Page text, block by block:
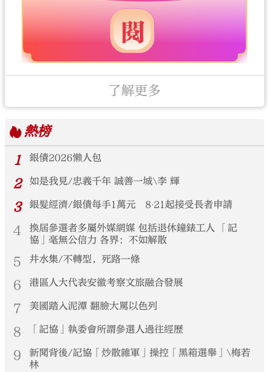
了解更多
熱榜
1
銀債2026懶人包
2 如是我見/忠義千年 誠善一城\李 輝
3 銀髮經濟/銀債每手1萬元 8‧21起接受長者申請
4
換屆參選者多屬外媒網媒 包括退休鐘錶工人 「記
協」毫無公信力 各界：不如解散
5 井水集/不轉型，死路一條
6 港區人大代表安徽考察文旅融合發展
7 美國踏入泥潭 翻臉大罵以色列
8 「記協」執委會所謂參選人過往經歷
9
新聞背後/記協「炒散雜軍」操控「黑箱選舉」\梅若
林